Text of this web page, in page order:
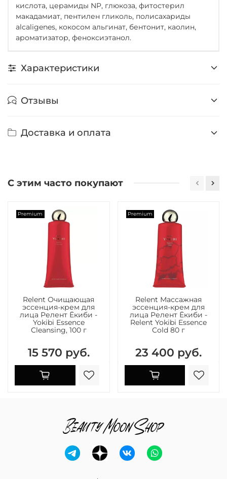
кислота, церамиды NP, глюкоза, фитостерил
макадамиат, пентилен гликоль, полисахариды
alcaligenes, кокосом альгинат, бентонит, каолин,
ароматизатор, феноксиэтанол.
Характеристики
Отзывы
Доставка и оплата
С этим часто покупают
Premium
Relent Очищающая
эссенция-крем для
лица Релент Ёкиби -
Yokibi Essence
Cleansing, 100 г
15 570 руб.
Premium
Relent Массажная
эссенция-крем для
лица Релент Ёкиби -
Relent Yokibi Essence
Cold 80 г
23 400 руб.